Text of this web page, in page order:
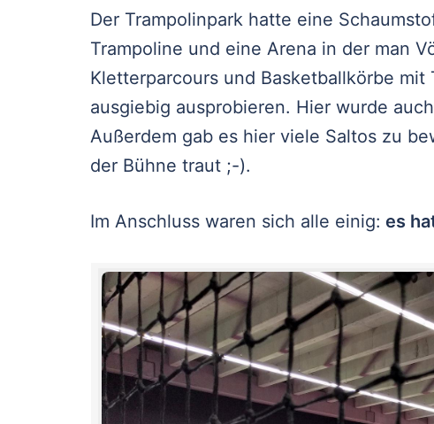
Der Trampolinpark hatte eine
Trampoline und eine Arena in der man
Kletterparcours und Basketballkörbe
ausgiebig ausprobieren. Hier wurde
Außerdem gab es hier viele Saltos zu
der Bühne traut ;-).
Im Anschluss waren sich alle einig: es